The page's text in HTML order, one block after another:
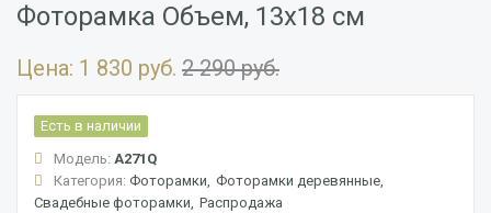
Фоторамка Объем, 13х18 см
Цена: 1 830 руб. 2 290 руб.
Есть в наличии
Модель: А271Q
Категория: Фоторамки Фоторамки деревянные
Свадебные фоторамки Распродажа